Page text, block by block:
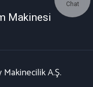
Makinesi
A.Ş.
Chat